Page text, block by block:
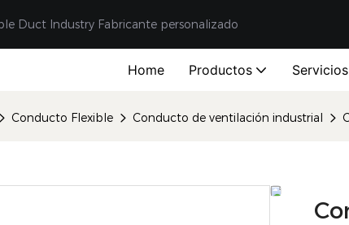
Duct Industry Fabricante personalizado
Home Productos Servicios
Conducto Flexible Conducto de ventilación industrial